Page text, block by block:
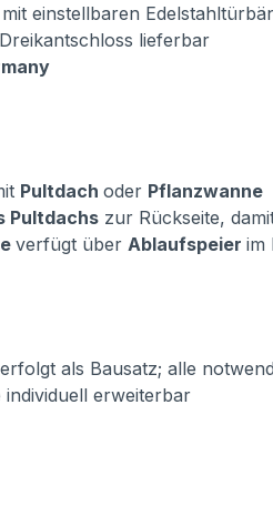
einstellbaren
lieferbar
Pultdach oder Pflanzwanne
Pultdachs zur Rückseite,
verfügt über Ablaufspeier im
als Bausatz; alle
erweiterbar